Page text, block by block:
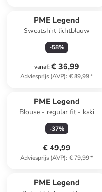
PME Legend
Sweatshirt lichtblauw
-58%
vanaf: € 36,99
Adviesprijs (AVP): € 89,99*
PME Legend
Blouse - regular fit - kaki
-37%
€ 49,99
Adviesprijs (AVP): € 79,99*
PME Legend